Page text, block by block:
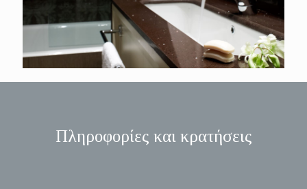
Πληροφορίες και κρατήσεις